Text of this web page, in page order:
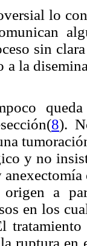
lo
sin
a la
8).
y no
origen a
en los
tratamiento